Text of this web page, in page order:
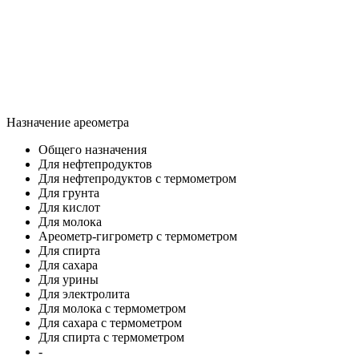
Назначение ареометра
Общего назначения
Для нефтепродуктов
Для нефтепродуктов с термометром
Для грунта
Для кислот
Для молока
Ареометр-гигрометр с термометром
Для спирта
Для сахара
Для урины
Для электролита
Для молока с термометром
Для сахара с термометром
Для спирта с термометром
-